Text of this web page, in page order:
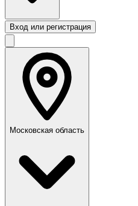
Вход или регистрация
Московская область